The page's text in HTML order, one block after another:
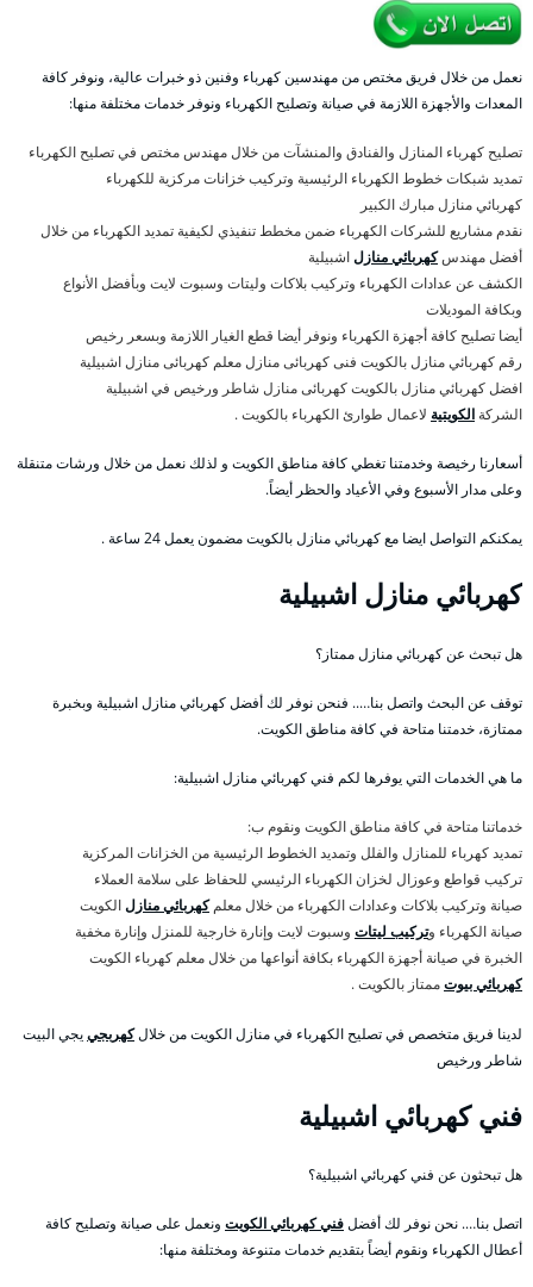
نعمل من خلال فريق مختص من مهندسين كهرباء وفنين ذو خبرات عالية، ونوفر كافة
المعدات والأجهزة اللازمة في صيانة وتصليح الكهرباء ونوفر خدمات مختلفة منها:
تصليح كهرباء المنازل والفنادق والمنشآت من خلال مهندس مختص في تصليح الكهرباء
تمديد شبكات خطوط الكهرباء الرئيسية وتركيب خزانات مركزية للكهرباء
كهربائي منازل مبارك الكبير
نقدم مشاريع للشركات الكهرباء ضمن مخطط تنفيذي لكيفية تمديد الكهرباء من خلال
أفضل مهندسكهربائي منازلاشبيلية
الكشف عن عدادات الكهرباء وتركيب بلاكات وليتات وسبوت لايت وبأفضل الأنواع
وبكافة الموديلات
أيضا تصليح كافة أجهزة الكهرباء ونوفر أيضا قطع الغيار اللازمة وبسعر رخيص
رقم كهربائي منازل بالكويت فنى كهربائى منازل معلم كهربائى منازل اشبيلية
افضل كهربائي منازل بالكويت كهربائى منازل شاطر ورخيص في اشبيلية
الشركة الكويتية لاعمال طوارئ الكهرباء بالكويت .
أسعارنا رخيصة وخدمتنا تغطي كافة مناطق الكويت و لذلك نعمل من خلال ورشات متنقلة
وعلى مدار الأسبوع وفي الأعياد والحظر أيضاً.
يمكنكم التواصل ايضا مع كهربائي منازل بالكويت مضمون يعمل 24 ساعة .
كهربائي منازل اشبيلية
هل تبحث عن كهربائي منازل ممتاز؟
توقف عن البحث واتصل بنا….. فنحن نوفر لك أفضل كهربائي منازل اشبيلية وبخبرة
ممتازة، خدمتنا متاحة في كافة مناطق الكويت.
ما هي الخدمات التي يوفرها لكم فني كهربائي منازل اشبيلية:
خدماتنا متاحة في كافة مناطق الكويت ونقوم ب:
تمديد كهرباء للمنازل والفلل وتمديد الخطوط الرئيسية من الخزانات المركزية
تركيب قواطع وعوزال لخزان الكهرباء الرئيسي للحفاظ على سلامة العملاء
صيانة وتركيب بلاكات وعدادات الكهرباء من خلال معلمكهربائي منازلالكويت
صيانة الكهرباء وتركيب ليتات وسبوت لايت وإنارة خارجية للمنزل وإنارة مخفية
الخبرة في صيانة أجهزة الكهرباء بكافة أنواعها من خلال معلم كهرباء الكويت
كهربائي بيوتممتاز بالكويت .
لدينا فريق متخصص في تصليح الكهرباء في منازل الكويت من خلالكهربجييجي البيت
شاطر ورخيص
فني كهربائي اشبيلية
هل تبحثون عن فني كهربائي اشبيلية؟
اتصل بنا…. نحن نوفر لك أفضلفني كهربائي الكويت ونعمل على صيانة وتصليح كافة
أعطال الكهرباء ونقوم أيضاً بتقديم خدمات متنوعة ومختلفة منها: